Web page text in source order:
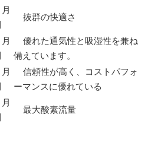
抜群の快適さ
優れた通気性と吸湿性を兼ね
備えています。
信頼性が高く、コストパフォ
ーマンスに優れている
最大酸素流量